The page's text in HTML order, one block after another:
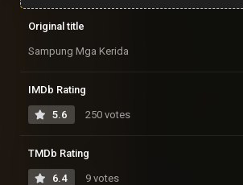
Original title
Sampung Mga Kerida
IMDb Rating
5.6 250 votes
TMDb Rating
6.4 9 votes